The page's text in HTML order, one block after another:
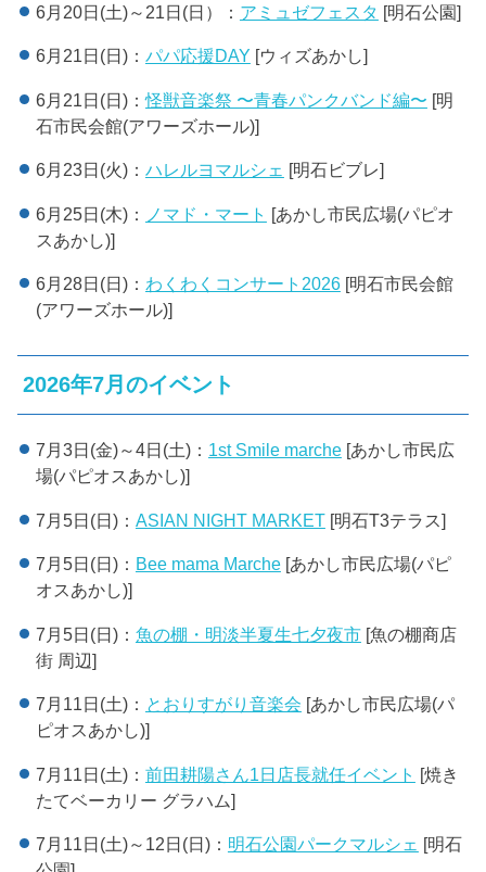
6月20日(土)～21日(日）： アミュゼフェスタ [明石公園]
6月21日(日)： パパ応援DAY [ウィズあかし]
6月21日(日)：怪獣音楽祭 〜青春パンクバンド編〜 [明
石市民会館(アワーズホール)]
6月23日(火)： ハレルヨマルシェ [明石ビブレ]
6月25日(木)： ノマド・マート [あかし市民広場(パピオ
スあかし)]
6月28日(日)： わくわくコンサート2026[明石市民会館
(アワーズホール)]
2026年7月のイベント
7月3日(金)～4日(土)： 1st Smile marche[あかし市民広
場(パピオスあかし)]
7月5日(日)： ASIAN NIGHT MARKET[明石T3テラス]
7月5日(日)： Bee mama Marche[あかし市民広場(パピ
オスあかし)]
7月5日(日)： 魚の棚・明淡半夏生七夕夜市[魚の棚商店
街 周辺]
7月11日(土)： とおりすがり音楽会 [あかし市民広場(パ
ピオスあかし)]
7月11日(土)： 前田耕陽さん1日店長就任イベント [焼き
たてベーカリー グラハム]
7月11日(土)～12日(日)： 明石公園パークマルシェ [明石